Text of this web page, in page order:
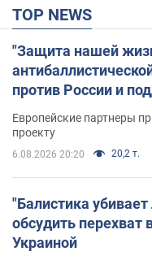
TOP NEWS
"Защита нашей
против России и
Европейские партнеры
проекту
6.08.2026 20:20 20,2 т.
"Балистика
обсудить перехват
Украиной